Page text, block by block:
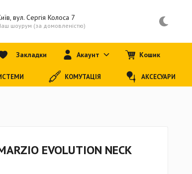
EVOLUTION NECK
вул. Сергія Колоса 7
шоурум (за домовленістю)
Закладки Акаунт Кошик
КОМУТАЦІЯ АКСЕСУАРИ